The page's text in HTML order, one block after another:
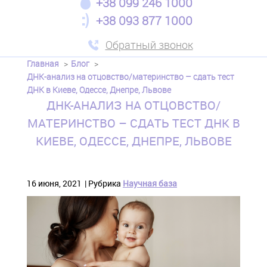
+38 093 877 1000
Обратный звонок
Главная
Блог
ДНК-анализ на отцовство/материнство – сдать тест
ДНК в Киеве, Одессе, Днепре, Львове
ДНК-АНАЛИЗ НА ОТЦОВСТВО/
МАТЕРИНСТВО – СДАТЬ ТЕСТ ДНК В
КИЕВЕ, ОДЕССЕ, ДНЕПРЕ, ЛЬВОВЕ
16 июня, 2021 Рубрика Научная база